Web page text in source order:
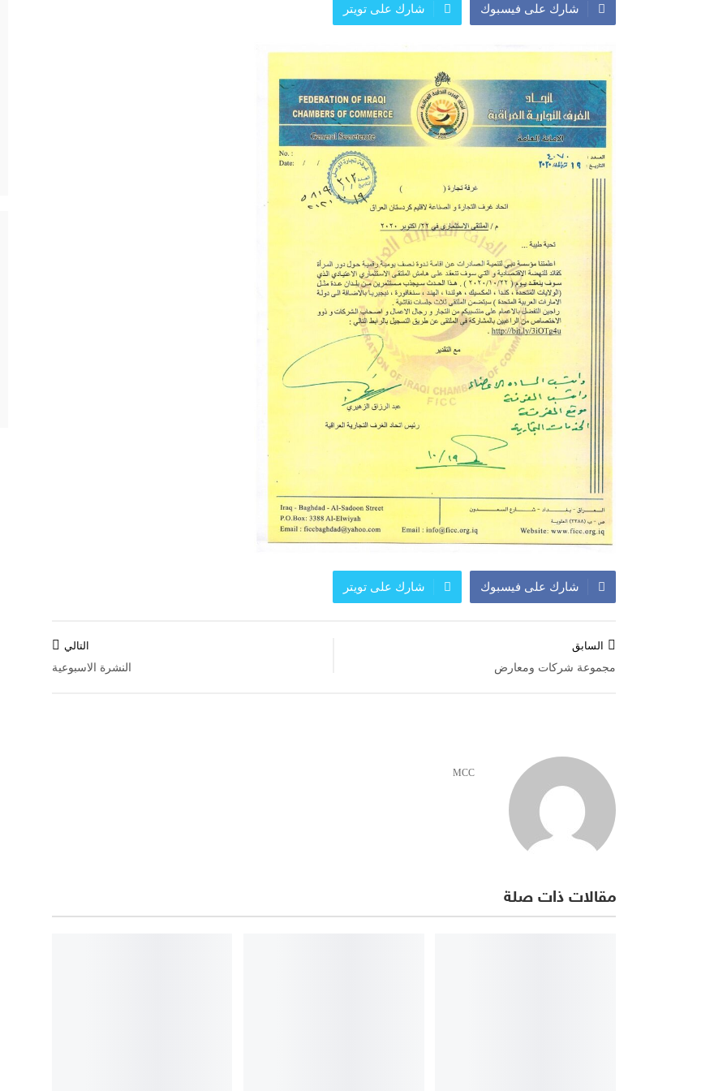
المعرض الدولي للاحذية
النشرة الاسبوعية
اعلان
النشرة الشهرية لاسعار المواد الرئيسية
شارك على فيسبوك شارك على تويتر
شارك على فيسبوك شارك على تويتر
المقالات
السابق
مجموعة شركات ومعارض
التالي
النشرة الاسبوعية
MCC
مقالات ذات صلة